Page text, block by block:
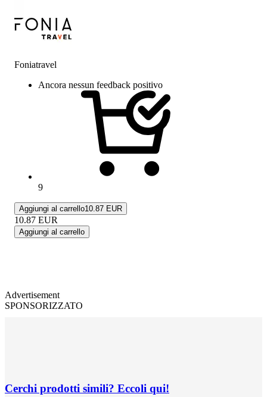
Foniatravel
Ancora nessun feedback positivo
9
Aggiungi al carrello10.87 EUR
10.87 EUR
Aggiungi al carrello
Advertisement
SPONSORIZZATO
Cerchi prodotti simili? Eccoli qui!